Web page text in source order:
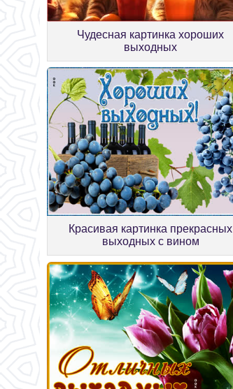
Чудесная картинка хороших
выходных
Красивая картинка прекрасных
выходных с вином